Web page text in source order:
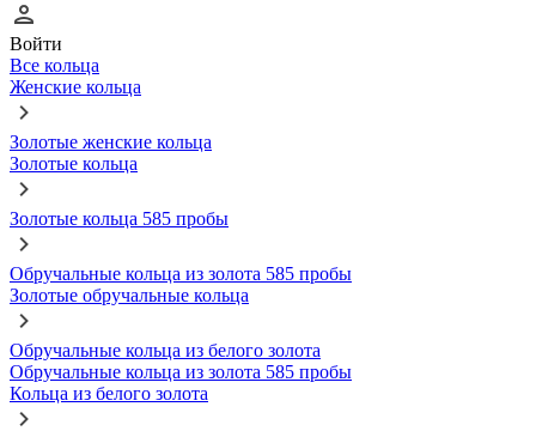
Войти
Все кольца
Женские кольца
Золотые женские кольца
Золотые кольца
Золотые кольца 585 пробы
Обручальные кольца из золота 585 пробы
Золотые обручальные кольца
Обручальные кольца из белого золота
Обручальные кольца из золота 585 пробы
Кольца из белого золота